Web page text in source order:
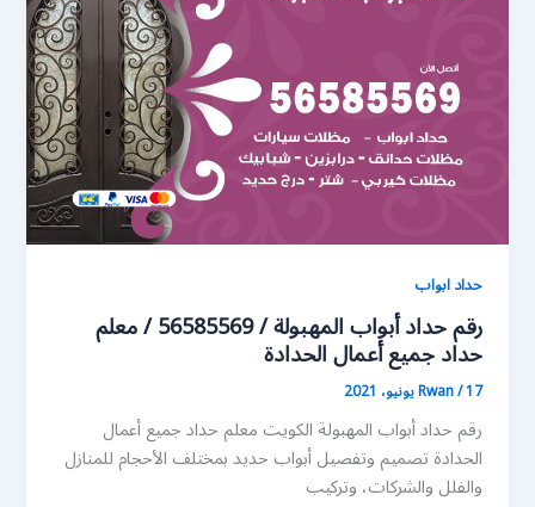
حداد ابواب
رقم حداد أبواب المهبولة / 56585569 / معلم
حداد جميع أعمال الحدادة
Rwan/17 يونيو، 2021
رقم حداد أبواب المهبولة الكويت معلم حداد جميع أعمال
الحدادة تصميم وتفصيل أبواب حديد بمختلف الأحجام للمنازل
والفلل والشركات، وتركيب